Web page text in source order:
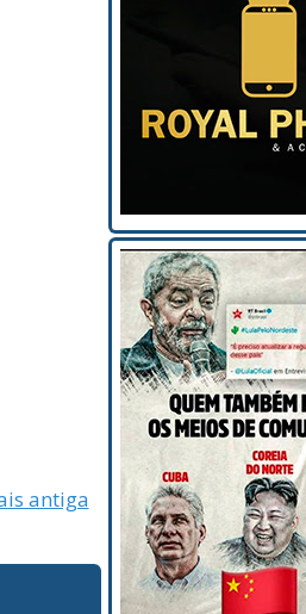
antiga